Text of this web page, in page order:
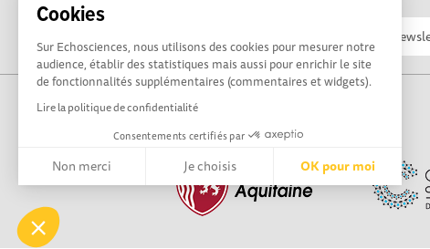
Cookies
Sur Echosciences, nous utilisons des cookies pour mesurer notre
audience, établir des statistiques mais aussi pour enrichir le site
de fonctionnalités supplémentaires (commentaires et widgets).
Lire la politique de confidentialité
Consentements certifiés par
Non merci Je choisis OK pour moi
Plateforme de Gestion du Consentement : Personnalisez vos